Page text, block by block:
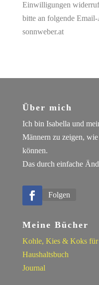
Einwilligungen
bitte an folgende
sonnweber.at
Über mich
Ich bin Isabella und
Männern zu zeigen,
können.
Das durch einfache
Folgen
Meine Bücher
Kohle, Kies & Koks für
Haushaltsbuch
Journal